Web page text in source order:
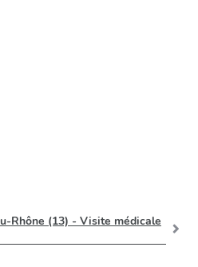
Rhône (13) - Visite médicale